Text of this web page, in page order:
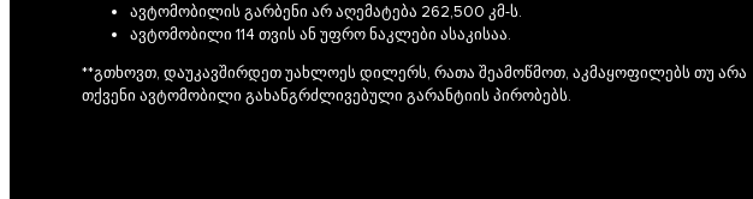
ავტომობილის გარბენი არ აღემატება 262,500 კმ-ს.
ავტომობილი 114 თვის ან უფრო ნაკლები ასაკისაა.
**გთხოვთ, დაუკავშირდეთ უახლოეს დილერს, რათა შეამოწმოთ, აკმაყოფილებს თუ არა
თქვენი ავტომობილი გახანგრძლივებული გარანტიის პირობებს.